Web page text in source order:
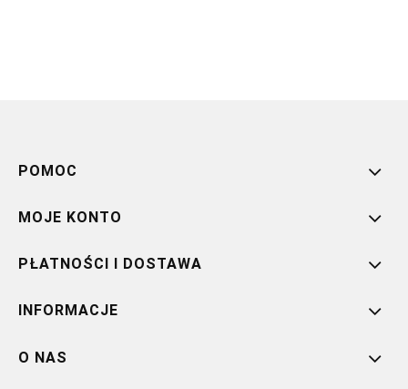
POMOC
MOJE KONTO
PŁATNOŚCI I DOSTAWA
INFORMACJE
O NAS